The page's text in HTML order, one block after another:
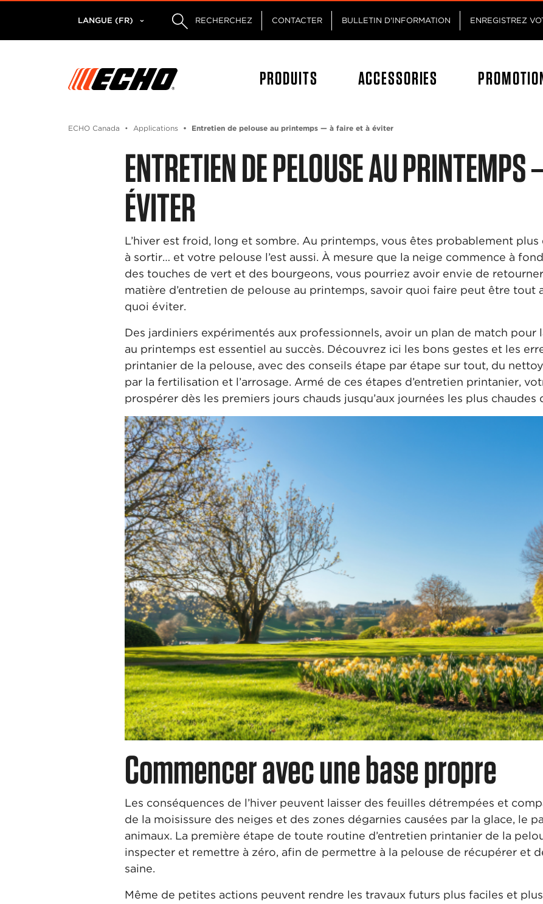
LANGUE (FR) RECHERCHEZ CONTACTER BULLETIN D'INFORMATION ENREGISTREZ
PRODUITS ACCESSORIES
ECHO Canada Applications Entretien de pelouse au printemps — à faire et à éviter
ENTRETIEN DE PELOUSE AU
ÉVITER
L’hiver est froid, long et sombre. Au printemps, vous êtes probablement
à sortir… et votre pelouse l’est aussi. À mesure que la neige commence à
des touches de vert et des bourgeons, vous pourriez avoir envie de
matière d’entretien de pelouse au printemps, savoir quoi faire peut être tout
quoi éviter.
Des jardiniers expérimentés aux professionnels, avoir un plan de match pour
au printemps est essentiel au succès. Découvrez ici les bons gestes et les
printanier de la pelouse, avec des conseils étape par étape sur tout, du
par la fertilisation et l’arrosage. Armé de ces étapes d’entretien printanier,
prospérer dès les premiers jours chauds jusqu’aux journées les plus chaudes
Commencer avec une base propre
Les conséquences de l’hiver peuvent laisser des feuilles détrempées et
de la moisissure des neiges et des zones dégarnies causées par la glace, le
animaux. La première étape de toute routine d’entretien printanier de la
inspecter et remettre à zéro, afin de permettre à la pelouse de récupérer et
saine.
Même de petites actions peuvent rendre les travaux futurs plus faciles et